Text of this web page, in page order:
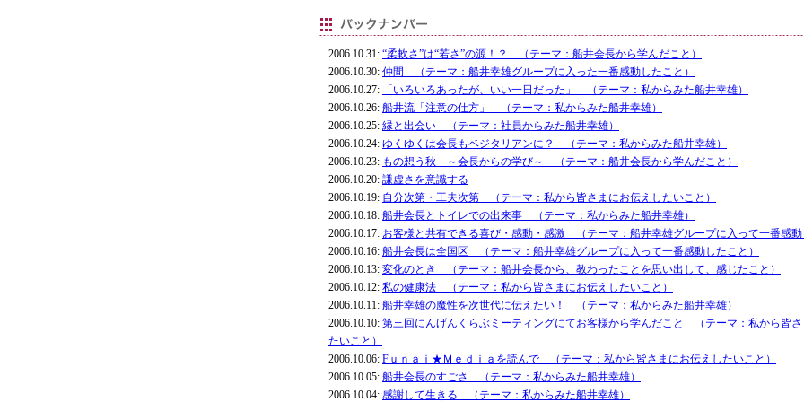
2006.10.31: “柔軟さ”は“若さ”の源！？ （テーマ：船井会長から学んだこと）
2006.10.30: 仲間 （テーマ：船井幸雄グループに入った一番感動したこと）
2006.10.27:
「いろいろあったが、いい一日だった」 （テーマ：私からみた船井幸雄）
2006.10.26: 船井流「注意の仕方」 （テーマ：私からみた船井幸雄）
2006.10.25: 縁と出会い （テーマ：社員からみた船井幸雄）
2006.10.24: ゆくゆくは会長もベジタリアンに？ （テーマ：私からみた船井幸雄）
2006.10.23: もの想う秋 ～会長からの学び～ （テーマ：船井会長から学んだこと）
2006.10.20: 謙虚さを意識する
2006.10.19: 自分次第・工夫次第 （テーマ：私から皆さまにお伝えしたいこと）
2006.10.18: 船井会長とトイレでの出来事 （テーマ：私からみた船井幸雄）
2006.10.17: お客様と共有できる喜び・感動・感激 （テーマ：船井幸雄グループに入って一番感動
2006.10.16: 船井会長は全国区 （テーマ：船井幸雄グループに入って一番感動したこと）
2006.10.13: 変化のとき （テーマ：船井会長から、教わったことを思い出して、感じたこと）
2006.10.12: 私の健康法 （テーマ：私から皆さまにお伝えしたいこと）
2006.10.11: 船井幸雄の魔性を次世代に伝えたい！ （テーマ：私からみた船井幸雄）
2006.10.10: 第三回にんげんくらぶミーティングにてお客様から学んだこと （テーマ：私から皆さ
たいこと）
2006.10.06: Fｕｎａｉ★Ｍｅｄｉａを読んで （テーマ：私から皆さまにお伝えしたいこと）
2006.10.05: 船井会長のすごさ （テーマ：私からみた船井幸雄）
2006.10.04: 感謝して生きる （テーマ：私からみた船井幸雄）